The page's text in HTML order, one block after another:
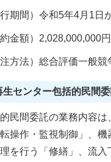
行期間）令和5年4月1
約金額）2,028,000,000円
注方法）総合評価一般競
生センター包括的民間
民間委託の業務内容
転操作・監視制御」、
を行う「修繕」、流